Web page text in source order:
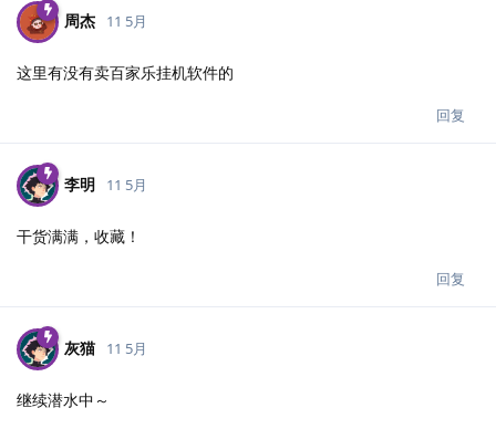
周杰 11 5月
这里有没有卖百家乐挂机软件的
回复
李明 11 5月
干货满满，收藏！
回复
灰猫 11 5月
继续潜水中～